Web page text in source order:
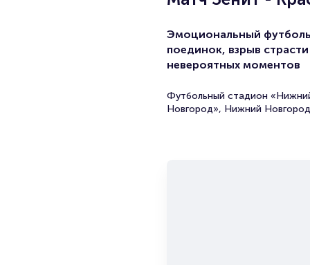
Эмоциональный
поединок, взрыв
невероятных моментов
Футбольный стадион
Новгород», Нижний Новгород